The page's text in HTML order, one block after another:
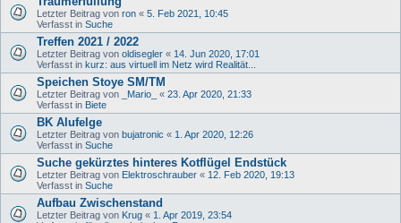
Letzter Beitrag von ron « 5. Feb 2021, 10:45
Verfasst in Suche
Treffen 2021 / 2022
Letzter Beitrag von oldisegler « 14. Jun 2020, 17:01
Verfasst in kurz: aus virtuell im Netz wird Realität...
Speichen Stoye SM/TM
Letzter Beitrag von _Mario_ « 23. Apr 2020, 21:33
Verfasst in Biete
BK Alufelge
Letzter Beitrag von bujatronic « 1. Apr 2020, 12:26
Verfasst in Suche
Suche gekürztes hinteres Kotflügel Endstück
Letzter Beitrag von Elektroschrauber « 12. Feb 2020, 19:13
Verfasst in Suche
Aufbau Zwischenstand
Letzter Beitrag von Krug « 1. Apr 2019, 23:54